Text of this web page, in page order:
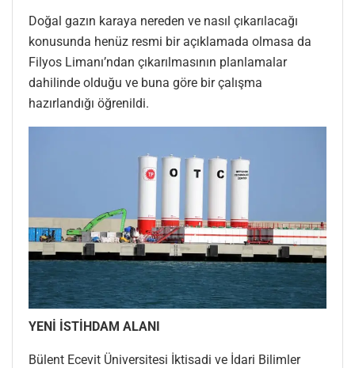
Doğal gazın karaya nereden ve nasıl çıkarılacağı
konusunda henüz resmi bir açıklamada olmasa da
Filyos Limanı’ndan çıkarılmasının planlamalar
dahilinde olduğu ve buna göre bir çalışma
hazırlandığı öğrenildi.
YENİ İSTİHDAM ALANI
Bülent Ecevit Üniversitesi İktisadi ve İdari Bilimler